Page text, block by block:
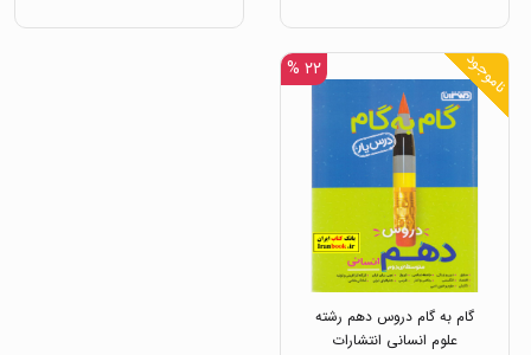
ناموجود ۲۲ %
گام به گام دروس دهم رشته
علوم انسانی انتشارات